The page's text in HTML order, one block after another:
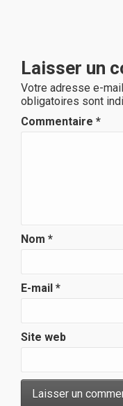
Laisser un
Votre adresse e-
obligatoires sont
Commentaire *
Nom *
E-mail *
Site web